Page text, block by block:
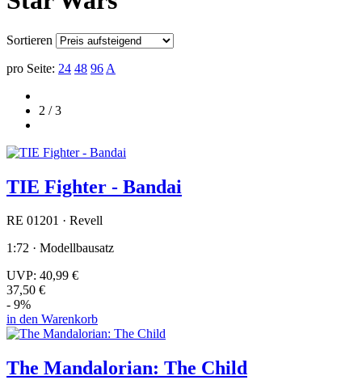
Sortieren
pro Seite: 24 48 96 A
2 / 3
TIE Fighter - Bandai
RE 01201 · Revell
1:72 · Modellbausatz
UVP: 40,99 €
37,50 €
- 9%
in den Warenkorb
The Mandalorian: The Child